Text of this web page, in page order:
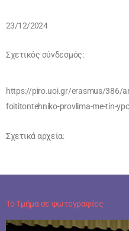
23/12/2024
Σχετικός σύνδεσμός:
https://piro.uoi.gr/erasmus/386/
foititontehniko-provlima-me-tin-
Σχετικά αρχεία:
Το Τμήμα σε φωτογραφίες